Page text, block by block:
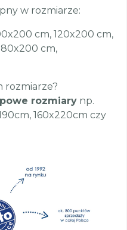
w rozmiarze:
cm, 120x200 cm,
cm,
rozmiarze?
rozmiary np.
160x220cm czy